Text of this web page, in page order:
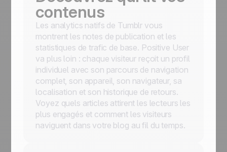
contenus
Les analytics natifs de Tumblr vous
montrent les notes de publication et les
statistiques de trafic de base. Positive User
va plus loin : chaque visiteur reçoit un profil
individuel avec son parcours de navigation
complet, son appareil, son navigateur, sa
localisation et son historique de retours.
Voyez quels articles attirent les lecteurs les
plus engagés et comment les visiteurs
naviguent dans votre blog au fil du temps.